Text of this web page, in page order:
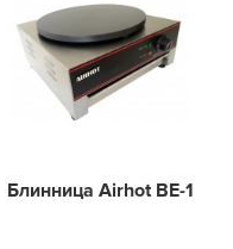
Блинница Airhot BE-1